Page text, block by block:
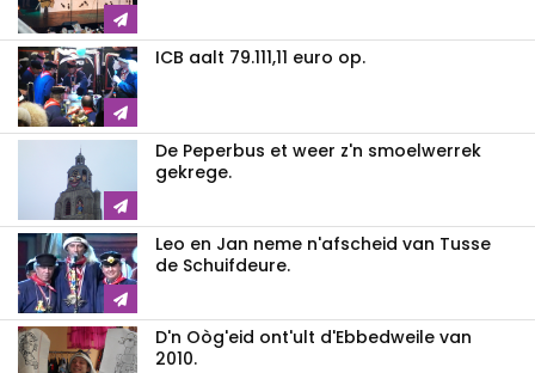
ICB aalt 79.111,11 euro op.
De Peperbus et weer z'n smoelwerrek
gekrege.
Leo en Jan neme n'afscheid van Tusse
de Schuifdeure.
D'n Oòg'eid ont'ult d'Ebbedweile van
2010.